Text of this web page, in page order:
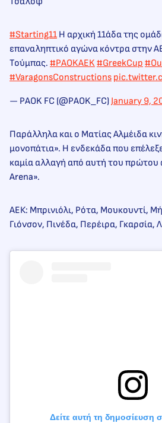
#Starting11 Η αρχική 11άδα της
επαναληπτικό αγώνα κόντρα στην
Τούμπας. #PAOKAEK #GreekCup
#VaragonsConstructions
— PAOK FC (@PAOK_FC)January 9,
Παράλληλα και ο Ματίας Αλμέιδα
μονοπάτια». Η ενδεκάδα που
καμία αλλαγή από αυτή του πρώτου
Arena».
ΑΕΚ: Μπρινιόλι, Ρότα, Μουκουντί,
Γιόνσον, Πινέδα, Περέιρα, Γκαρσία,
Δείτε αυτή τη δημοσίευση